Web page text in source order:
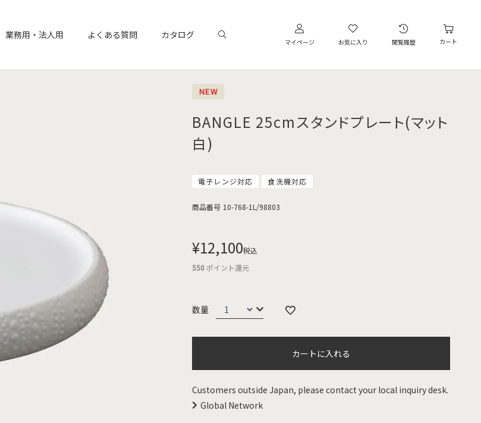
業務用・法人用 よくある質問 カタログ
マイページ お気に入り 閲覧履歴 カート
NEW
BANGLE 25cmスタンドプレート(マット
白)
電子レンジ対応 食洗機対応
商品番号 10-768-1L/98803
¥12,100税込
550ポイント還元
カートに入れる
Customers outside Japan, please contact your local inquiry desk.
Global Network